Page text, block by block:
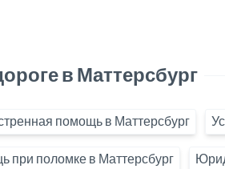
в Маттерсбург
помощь в Маттерсбург
при поломке в Маттерсбург